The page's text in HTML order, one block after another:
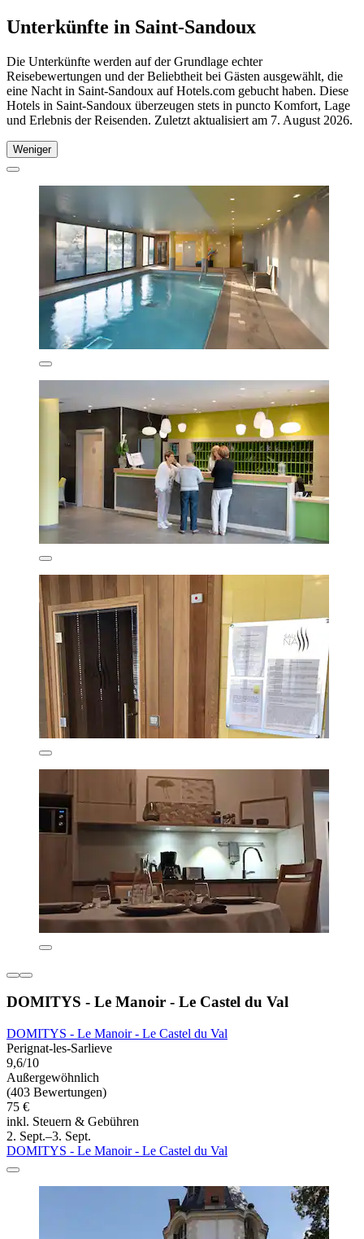
Unterkünfte in Saint-Sandoux
Die Unterkünfte werden auf der Grundlage echter
Reisebewertungen und der Beliebtheit bei Gästen ausgewählt, die
eine Nacht in Saint-Sandoux auf Hotels.com gebucht haben. Diese
Hotels in Saint-Sandoux überzeugen stets in puncto Komfort, Lage
und Erlebnis der Reisenden. Zuletzt aktualisiert am 7. August 2026.
Weniger
DOMITYS - Le Manoir - Le Castel du Val
DOMITYS - Le Manoir - Le Castel du Val
Perignat-les-Sarlieve
9,6/10
Außergewöhnlich
(403 Bewertungen)
75 €
inkl. Steuern & Gebühren
2. Sept.–3. Sept.
DOMITYS - Le Manoir - Le Castel du Val